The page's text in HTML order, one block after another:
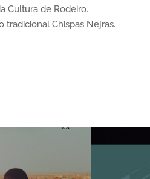
Cultura de Rodeiro.
tradicional Chispas Nejras.